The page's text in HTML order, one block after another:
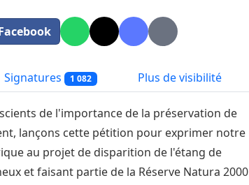
Signatures 1 082 Plus de visibilité
de l'importance de la préservation de
lançons cette pétition pour exprimer notre
au projet de disparition de l'étang de
et faisant partie de la Réserve Natura 2000